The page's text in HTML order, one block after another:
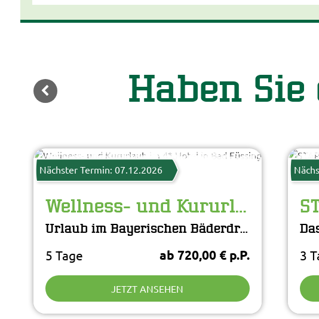
Haben
Nächster Termin: 07.12.2026
Wellness- und Kururlaub im 4* Hotel in Bad Füssing
Urlaub im Bayerischen Bäderdreieck!
5 Tage
ab 720,00 € p.P.
JETZT ANSEHEN
3